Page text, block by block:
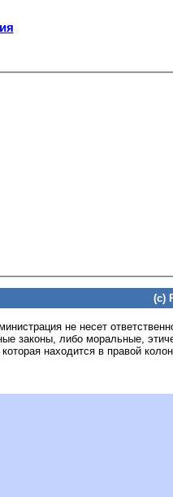
(c)
не несет
законы, либо моральные,
находится в правой